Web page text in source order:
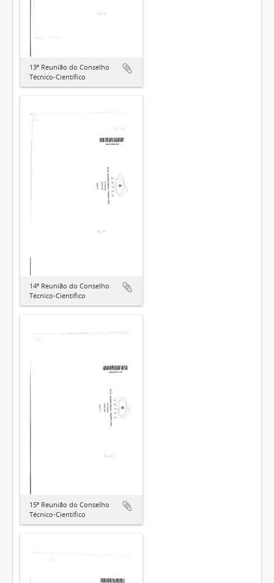
13ª Reunião do Conselho
Técnico-Científico
14ª Reunião do Conselho
Técnico-Científico
15ª Reunião do Conselho
Técnico-Científico